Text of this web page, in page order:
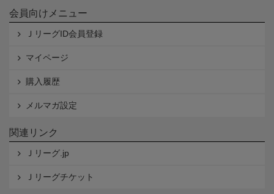
会員向けメニュー
ＪリーグID会員登録
マイページ
購入履歴
メルマガ設定
関連リンク
Ｊリーグ.jp
Ｊリーグチケット